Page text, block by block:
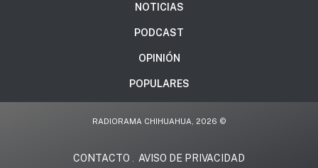
NOTICIAS
PODCAST
OPINIÓN
POPULARES
RADIORAMA CHIHUAHUA, 2026 ©
CONTACTO AVISO DE PRIVACIDAD